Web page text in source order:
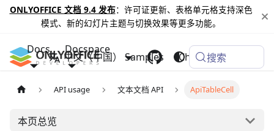
ONLYOFFICE 文档 9.4 发布：许可证更新、表格单元格支持深色
模式、新的幻灯片主题与切换效果等更多功能。
Docs Docspace
Samples Changelog
中文（中国） 搜索
API usage 文本文档 API ApiTableCell
本页总览